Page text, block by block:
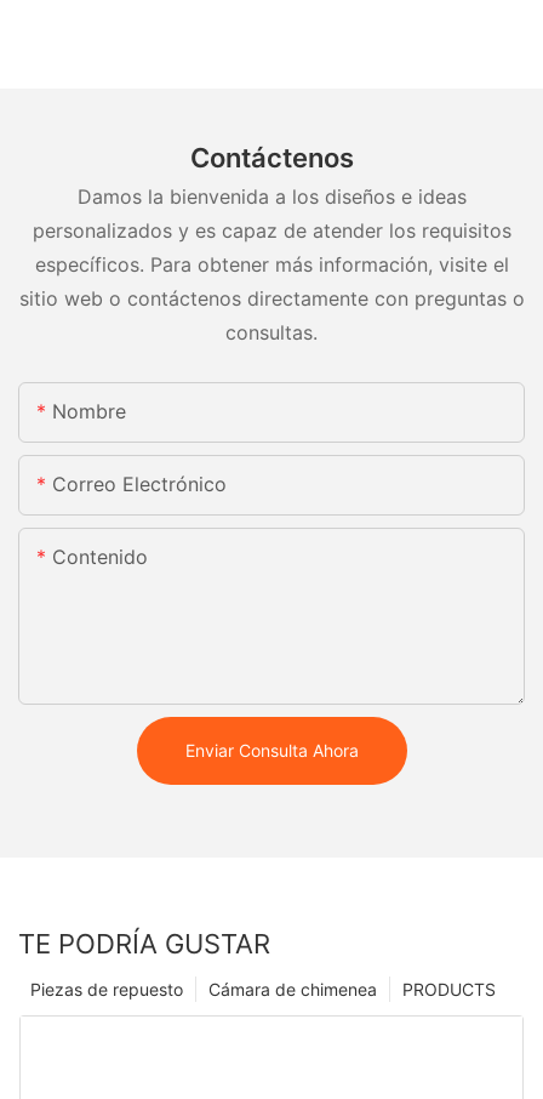
Contáctenos
Damos la bienvenida a los diseños e ideas
personalizados y es capaz de atender los requisitos
específicos. Para obtener más información, visite el
sitio web o contáctenos directamente con preguntas o
consultas.
Nombre
Correo Electrónico
Contenido
Enviar Consulta Ahora
TE PODRÍA GUSTAR
PRODUCTS
Cámara de chimenea
Piezas de repuesto